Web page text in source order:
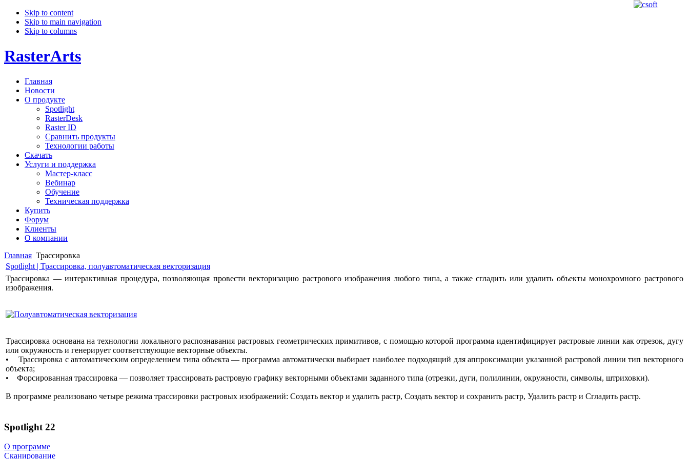
Skip to content
Skip to main navigation
Skip to columns
RasterArts
Главная
Новости
О продукте
Spotlight
RasterDesk
Raster ID
Сравнить продукты
Технологии работы
Скачать
Услуги и поддержка
Мастер-класс
Вебинар
Обучение
Техническая поддержка
Купить
Форум
Клиенты
О компании
Главная Трассировка
Spotlight | Трассировка, полуавтоматическая векторизация
Трассировка — интерактивная процедура, позволяющая провести векторизацию растрового изображения любого типа, а также сгладить или удалить объекты монохромного растрового
изображения.
Трассировка основана на технологии локального распознавания растровых геометрических примитивов, с помощью которой программа идентифицирует растровые линии как отрезок, дугу
или окружность и генерирует соответствующие векторные объекты.
• Трассировка с автоматическим определением типа объекта — программа автоматически выбирает наиболее подходящий для аппроксимации указанной растровой линии тип векторного
объекта;
• Форсированная трассировка — позволяет трассировать растровую графику векторными объектами заданного типа (отрезки, дуги, полилинии, окружности, символы, штриховки).
В программе реализовано четыре режима трассировки растровых изображений: Создать вектор и удалить растр, Создать вектор и сохранить растр, Удалить растр и Сгладить растр.
Spotlight 22
О программе
Сканирование